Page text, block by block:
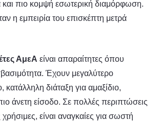
πιο κομψή εσωτερική διαμόρφωση.
η εμπειρία του επισκέπτη μετρά
ΑμεΑ είναι απαραίτητες όπου
Έχουν μεγαλύτερο
διάταξη για αμαξίδιο,
άνετη είσοδο. Σε πολλές περιπτώσεις
είναι αναγκαίες για σωστή